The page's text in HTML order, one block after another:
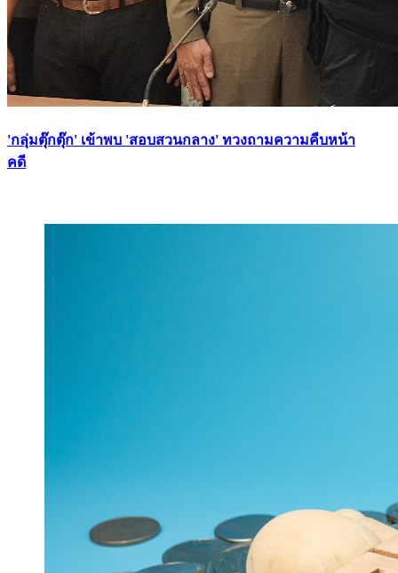
'กลุ่มตุ๊กตุ๊ก' เข้าพบ 'สอบสวนกลาง' ทวงถามความคืบหน้า
คดี